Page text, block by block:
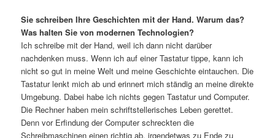
Sie schreiben Ihre Geschichten mit der Hand. Warum das?
Was halten Sie von modernen Technologien?
Ich schreibe mit der Hand, weil ich dann nicht darüber
nachdenken muss. Wenn ich auf einer Tastatur tippe, kann ich
nicht so gut in meine Welt und meine Geschichte eintauchen. Die
Tastatur lenkt mich ab und erinnert mich ständig an meine direkte
Umgebung. Dabei habe ich nichts gegen Tastatur und Computer.
Die Rechner haben mein schriftstellerisches Leben gerettet.
Denn vor Erfindung der Computer schreckten die
Schreibmaschinen einen richtig ab, irgendetwas zu Ende zu